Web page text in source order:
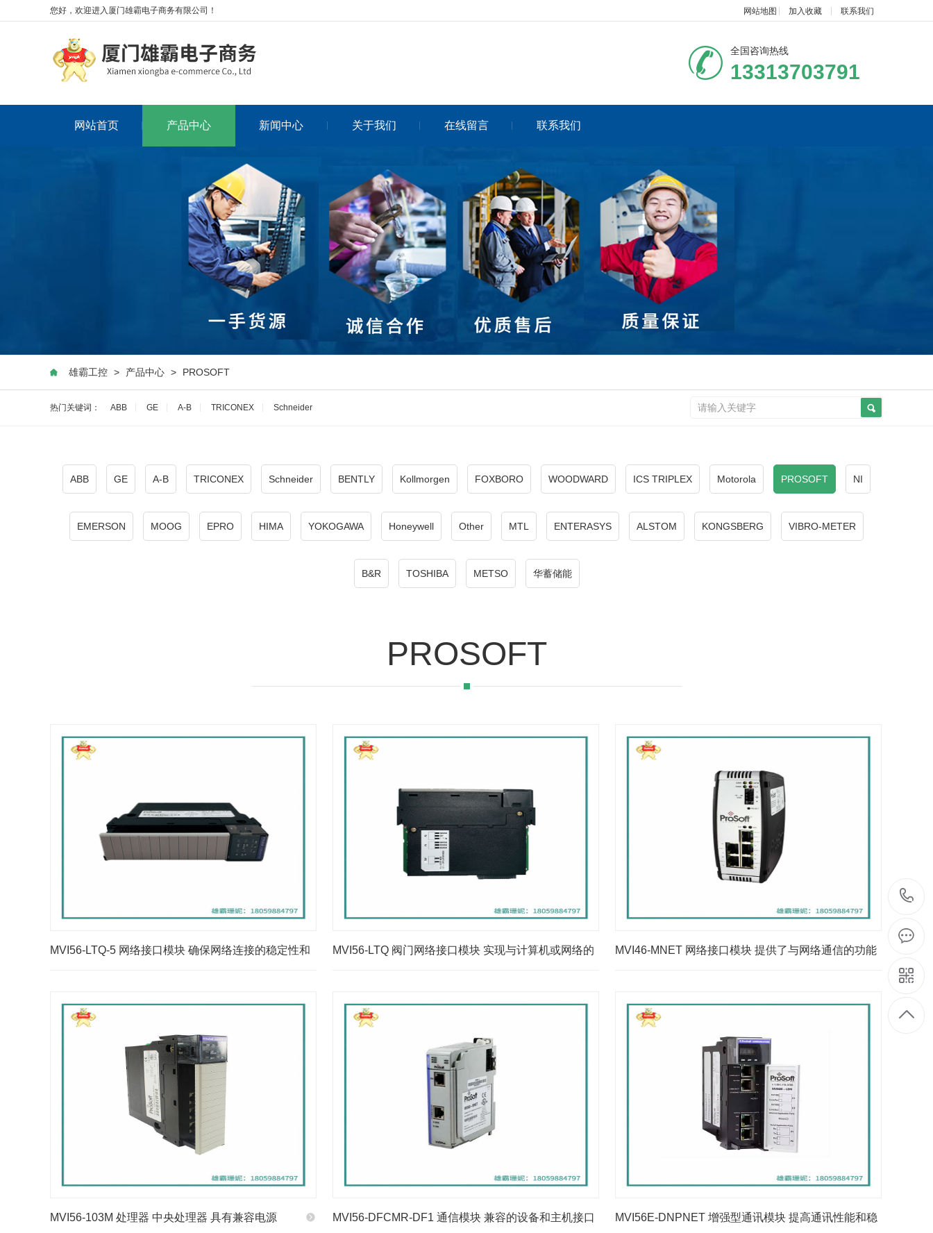
您好，欢迎进入厦门雄霸电子商务有限公司！ 网站地图 加入收藏 联系我们
全国咨询热线
13313703791
网站首页 产品中心 新闻中心 关于我们 在线留言 联系我们
雄霸工控 > 产品中心 > PROSOFT
热门关键词： ABB GE A-B TRICONEX Schneider
ABB GE A-B TRICONEX Schneider BENTLY Kollmorgen FOXBORO WOODWARD ICS TRIPLEX Motorola PROSOFT NI
EMERSON MOOG EPRO HIMA YOKOGAWA Honeywell Other MTL ENTERASYS ALSTOM KONGSBERG VIBRO-METER
B&R TOSHIBA METSO 华蓄储能
PROSOFT
MVI56-LTQ-5 网络接口模块 确保网络连接的稳定性和 MVI56-LTQ 阀门网络接口模块 实现与计算机或网络的 MVI46-MNET 网络接口模块 提供了与网络通信的功能
MVI56-103M 处理器 中央处理器 具有兼容电源 MVI56-DFCMR-DF1 通信模块 兼容的设备和主机接口 MVI56E-DNPNET 增强型通讯模块 提高通讯性能和稳